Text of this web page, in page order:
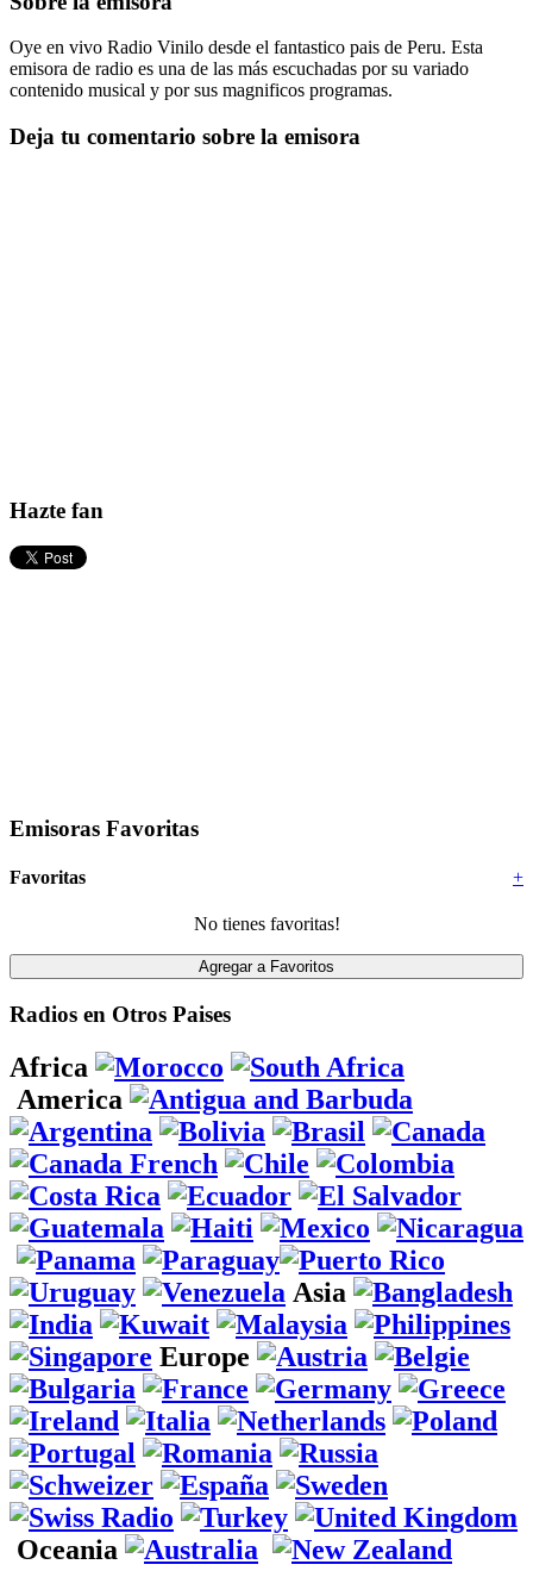
Oye en vivo Radio Vinilo desde el fantastico pais de Peru. Esta
emisora de radio es una de las más escuchadas por su variado
contenido musical y por sus magnificos programas.
Deja tu comentario sobre la emisora
Hazte fan
Emisoras Favoritas
+
Favoritas
No tienes favoritas!
Radios en Otros Paises
Africa
America
Asia
Europe
Oceania